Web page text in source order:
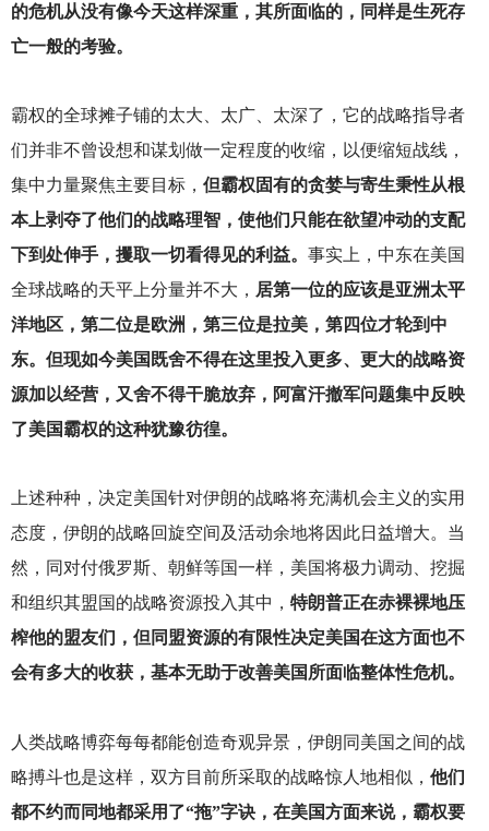
的危机从没有像今天这样深重，其所面临的，同样是生死存
亡一般的考验。
霸权的全球摊子铺的太大、太广、太深了，它的战略指导者
们并非不曾设想和谋划做一定程度的收缩，以便缩短战线，
集中力量聚焦主要目标， 但霸权固有的贪婪与寄生秉性从根
本上剥夺了他们的战略理智，使他们只能在欲望冲动的支配
下到处伸手，攫取一切看得见的利益。 事实上，中东在美国
全球战略的天平上分量并不大， 居第一位的应该是亚洲太平
洋地区，第二位是欧洲，第三位是拉美，第四位才轮到中
东。但现如今美国既舍不得在这里投入更多、更大的战略资
源加以经营，又舍不得干脆放弃，阿富汗撤军问题集中反映
了美国霸权的这种犹豫彷徨。
上述种种，决定美国针对伊朗的战略将充满机会主义的实用
态度，伊朗的战略回旋空间及活动余地将因此日益增大。当
然，同对付俄罗斯、朝鲜等国一样，美国将极力调动、挖掘
和组织其盟国的战略资源投入其中， 特朗普正在赤裸裸地压
榨他的盟友们，但同盟资源的有限性决定美国在这方面也不
会有多大的收获，基本无助于改善美国所面临整体性危机。
人类战略博弈每每都能创造奇观异景，伊朗同美国之间的战
略搏斗也是这样，双方目前所采取的战略惊人地相似， 他们
都不约而同地都采用了“拖”字诀，在美国方面来说，霸权要